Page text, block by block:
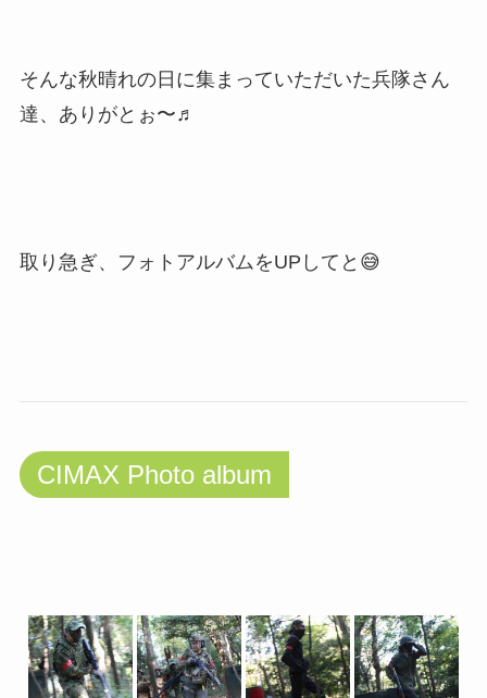
そんな秋晴れの日に集まっていただいた兵隊さん
達、ありがとぉ〜♬
取り急ぎ、フォトアルバムをUPしてと😅
CIMAX Photo album